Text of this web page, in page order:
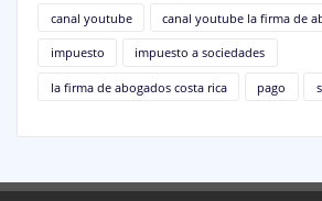
canal youtube canal youtube la firma de
impuesto impuesto a sociedades
la firma de abogados costa rica pago